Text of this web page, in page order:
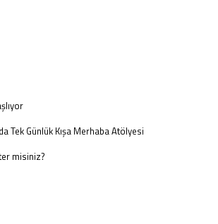
Tek Günlük Kışa Merhaba Atölyesi
misiniz?